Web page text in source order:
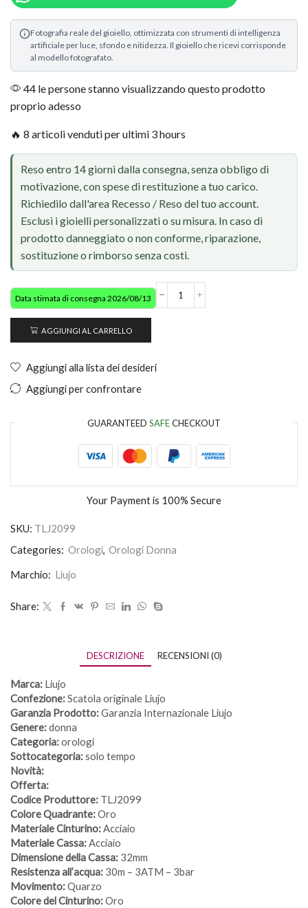
Fotografia reale del gioiello, ottimizzata con strumenti di intelligenza
artificiale per luce, sfondo e nitidezza. Il gioiello che ricevi corrisponde
al modello fotografato.
44 le persone stanno visualizzando questo prodotto
proprio adesso
🔥 8 articoli venduti per ultimi 3 hours
Reso entro 14 giorni dalla consegna, senza obbligo di
motivazione, con spese di restituzione a tuo carico.
Richiedilo dall'area Recesso / Reso del tuo account.
Esclusi i gioielli personalizzati o su misura. In caso di
prodotto danneggiato o non conforme, riparazione,
sostituzione o rimborso senza costi.
Data stimata di consegna 2026/08/13
AGGIUNGI AL CARRELLO
Aggiungi alla lista dei desideri
Aggiungi per confrontare
GUARANTEED SAFECHECKOUT
Your Payment is 100% Secure
SKU: TLJ2099
Categories: Orologi, Orologi Donna
Marchio: Liujo
Share:
DESCRIZIONE RECENSIONI (0)
Marca: Liujo
Confezione:Scatola originale Liujo
Garanzia Prodotto:Garanzia Internazionale Liujo
Genere:donna
Categoria:orologi
Sottocategoria:solo tempo
Novità:
Offerta:
Codice Produttore: TLJ2099
Colore Quadrante:Oro
Materiale Cinturino:Acciaio
Materiale Cassa:Acciaio
Dimensione della Cassa: 32mm
Resistenza all’acqua: 30m – 3ATM – 3bar
Movimento:Quarzo
Colore del Cinturino:Oro